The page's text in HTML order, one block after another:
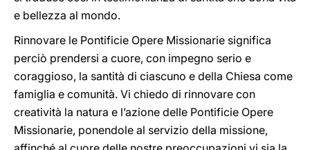
e bellezza al mondo.
Rinnovare le Pontificie Opere Missionarie significa
perciò prendersi a cuore, con impegno serio e
coraggioso, la santità di ciascuno e della Chiesa come
famiglia e comunità. Vi chiedo di rinnovare con
creatività la natura e l’azione delle Pontificie Opere
Missionarie, ponendole al servizio della missione,